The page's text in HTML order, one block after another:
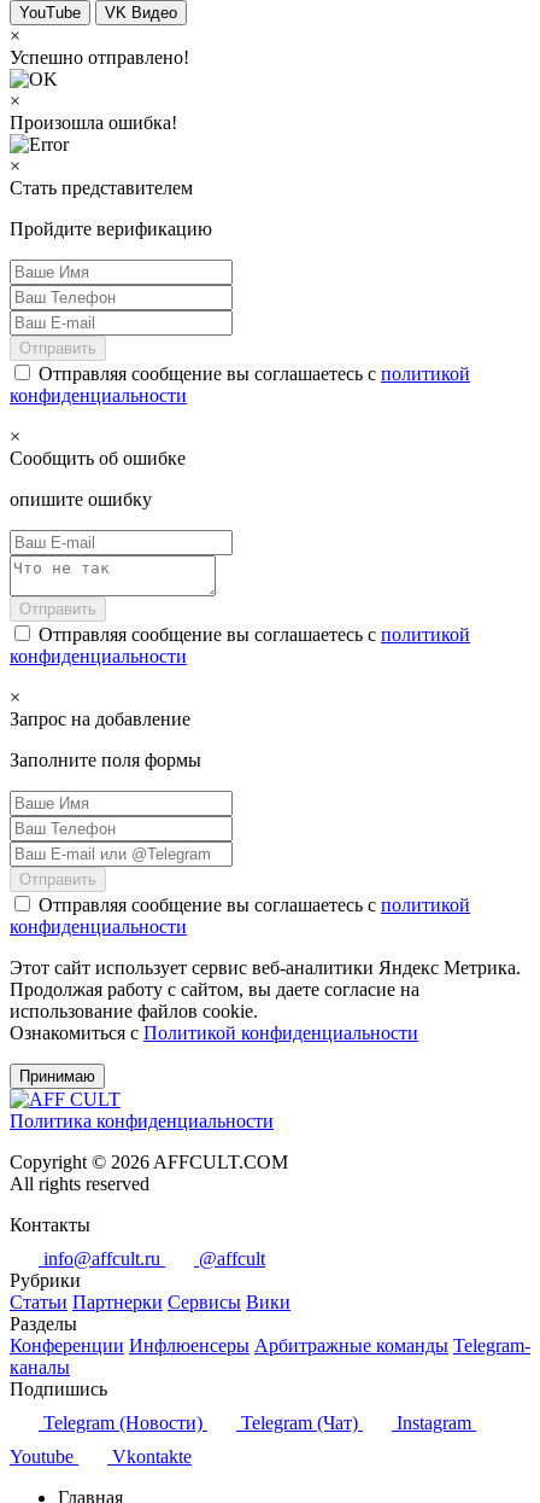
YouTube VK Видео
×
Успешно отправлено!
×
Произошла ошибка!
×
Стать представителем
Пройдите верификацию
Отправить
Отправляя сообщение вы соглашаетесь с политикой
конфиденциальности
×
Сообщить об ошибке
опишите ошибку
Отправить
Отправляя сообщение вы соглашаетесь с политикой
конфиденциальности
×
Запрос на добавление
Заполните поля формы
Отправить
Отправляя сообщение вы соглашаетесь с политикой
конфиденциальности
Этот сайт использует сервис веб-аналитики Яндекс Метрика.
Продолжая работу с сайтом, вы даете согласие на
использование файлов cookie.
Ознакомиться с Политикой конфиденциальности
Принимаю
Политика конфиденциальности
Copyright © 2026 AFFCULT.COM
All rights reserved
Контакты
info@affcult.ru
@affcult
Рубрики
Статьи Партнерки Сервисы Вики
Разделы
Конференции Инфлюенсеры Арбитражные команды Telegram-
каналы
Подпишись
Telegram (Новости)
Telegram (Чат)
Instagram
Youtube
Vkontakte
Главная